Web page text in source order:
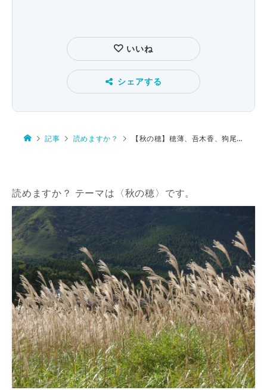
いいね
シェアする
記事 読めますか？ 【秋の穂】穂薄、吾木香、狗尾草、蒲の穂、花穂
読めますか？ テーマは〈秋の穂〉です。